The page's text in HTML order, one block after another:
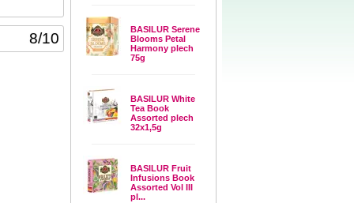
BASILUR Serene
Blooms Petal
Harmony plech
75g
BASILUR White
Tea Book
Assorted plech
32x1,5g
BASILUR Fruit
Infusions Book
Assorted Vol III
pl...
8/10